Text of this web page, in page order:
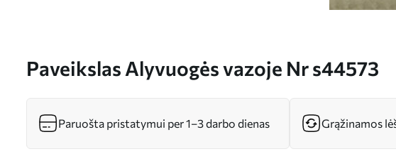
Paveikslas Alyvuogės vazoje Nr s44573
Paruošta pristatymui per 1–3 darbo dienas Grąžinamos